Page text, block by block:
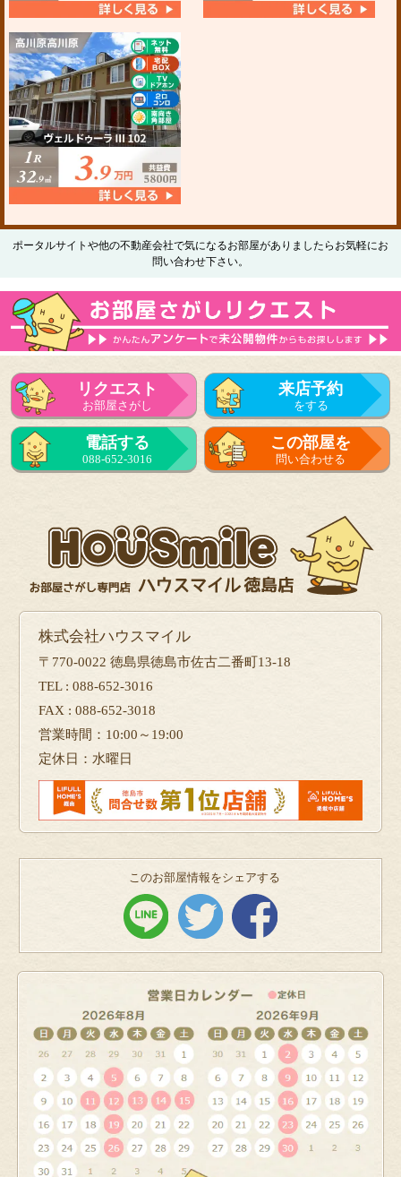
ポータルサイトや他の不動産会社で気になるお部屋がありましたらお気軽にお
問い合わせ下さい。
リクエスト
お部屋さがし
来店予約
をする
電話する
088-652-3016
この部屋を
問い合わせる
株式会社ハウスマイル
〒770-0022 徳島県徳島市佐古二番町13-18
TEL : 088-652-3016
FAX : 088-652-3018
営業時間：10:00～19:00
定休日：水曜日
このお部屋情報をシェアする